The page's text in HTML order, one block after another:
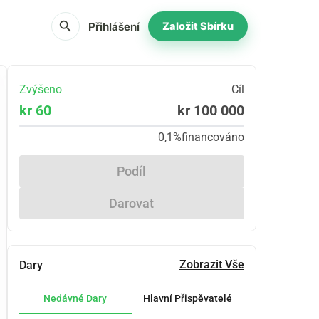
search Přihlášení Založit Sbírku
Zvýšeno Cíl
kr 60 kr 100 000
0,1%financováno
Podíl
Darovat
Dary Zobrazit Vše
Nedávné Dary Hlavní Přispěvatelé